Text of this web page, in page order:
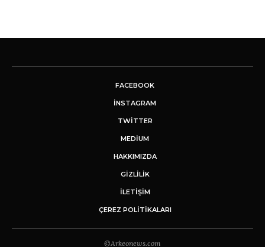
FACEBOOK
INSTAGRAM
TWITTER
MEDIUM
HAKKIMIZDA
GİZLİLİK
İLETIŞIM
ÇEREZ POLITIKALARI
©Arkeonews.com